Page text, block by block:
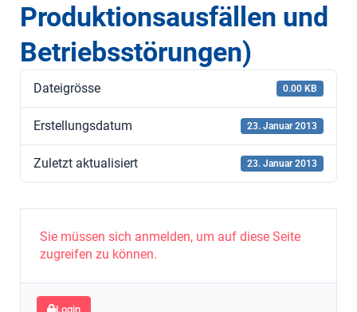
Produktionsausfällen und
Betriebsstörungen)
Dateigrösse 0.00 KB
Erstellungsdatum 23. Januar 2013
Zuletzt aktualisiert 23. Januar 2013
Sie müssen sich anmelden, um auf diese Seite
zugreifen zu können.
Login